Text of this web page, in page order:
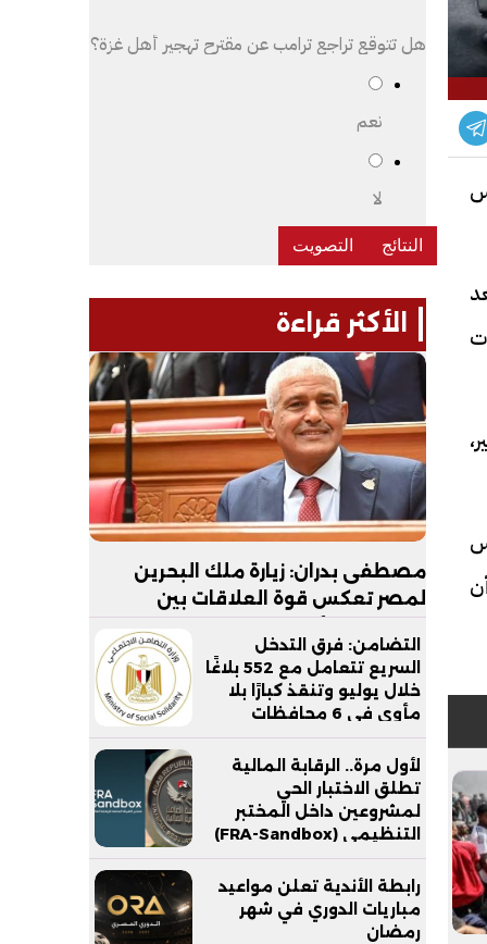
هل تتوقع تراجع ترامب عن مقترح تهجير أهل غزة؟
نعم
لا
الأكثر قراءة
مصطفى بدران: زيارة ملك البحرين
لمصر تعكس قوة العلاقات بين
البلدين.. والأمن القومي الخليجي جزء
لا يتجزأ من الأمن القومي المصري
التضامن: فرق التدخل
السريع تتعامل مع 552 بلاغًا
خلال يوليو وتنقذ كبارًا بلا
مأوى في 6 محافظات
لأول مرة.. الرقابة المالية
تطلق الاختبار الحي
لمشروعين داخل المختبر
التنظيمي (FRA-Sandbox)
رابطة الأندية تعلن مواعيد
مباريات الدوري في شهر
رمضان